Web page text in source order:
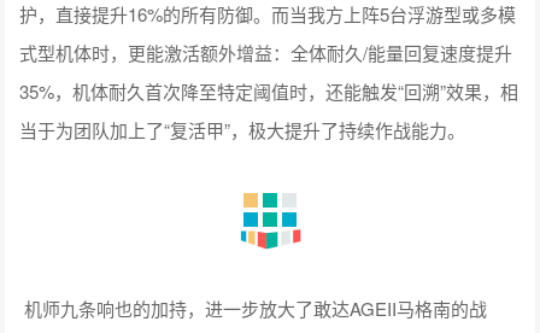
护，直接提升16%的所有防御。而当我方上阵5台浮游型或多模
式型机体时，更能激活额外增益：全体耐久/能量回复速度提升
35%，机体耐久首次降至特定阈值时，还能触发“回溯”效果，相
当于为团队加上了“复活甲”，极大提升了持续作战能力。
机师九条响也的加持，进一步放大了敢达AGEII马格南的战